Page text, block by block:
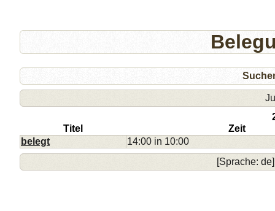
Titel
Zeit
belegt
14:00 in 10:00
[Sprache: